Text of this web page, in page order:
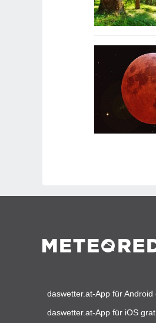
daswetter.at-App für
daswetter.at-App für iOS